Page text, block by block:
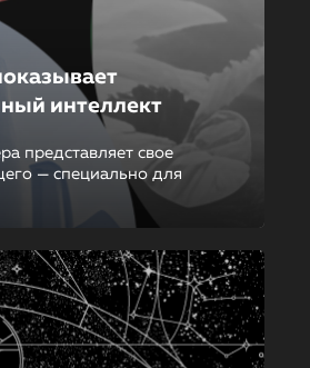
интеллект
представляет свое
— специально для